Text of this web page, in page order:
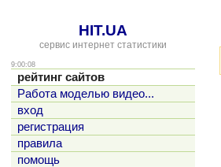
HIT.UA
сервис интернет статистики
9:00:08
рейтинг сайтов
Работа моделью видео...
вход
регистрация
правила
помощь